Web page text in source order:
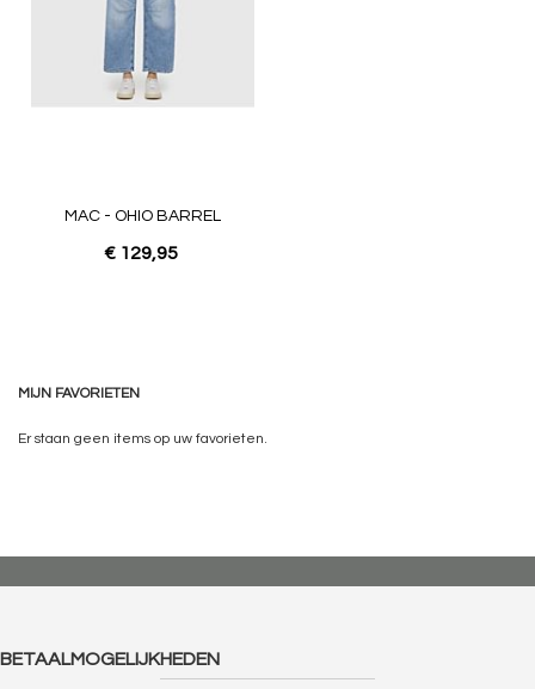
MAC - OHIO BARREL
€ 129,95
MIJN FAVORIETEN
Er staan geen items op uw favorieten.
BETAALMOGELIJKHEDEN